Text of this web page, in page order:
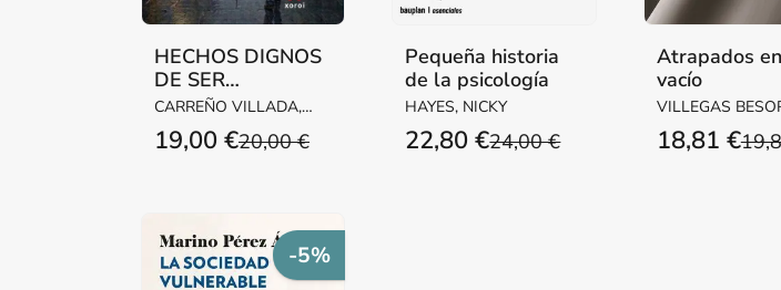
HECHOS DIGNOS
DE SER
RECORDADOS DE
UN PSIQUIATRA
DE LOS NERVIOS
CARREÑO VILLADA,
JAVIER
20,00 €
19,00 €
Pequeña historia
de la psicología
HAYES, NICKY
24,00 €
22,80 €
Atrapados
vacío
VILLEGAS
MANUEL
18,81 €
-5%